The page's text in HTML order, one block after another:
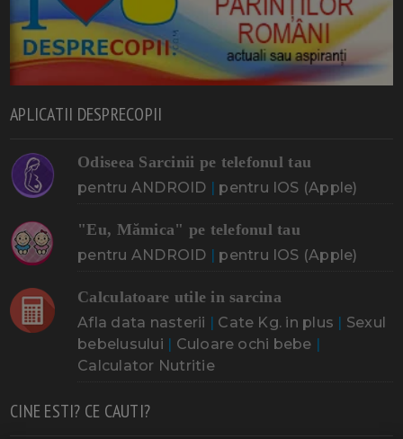
APLICATII DESPRECOPII
Odiseea Sarcinii pe telefonul tau
pentru ANDROID pentru IOS (Apple)
"Eu, Mămica" pe telefonul tau
pentru ANDROID pentru IOS (Apple)
Calculatoare utile in sarcina
Afla data nasterii Cate Kg. in plus
Sexul
bebelusului
Culoare ochi bebe
Calculator Nutritie
CINE ESTI? CE CAUTI?